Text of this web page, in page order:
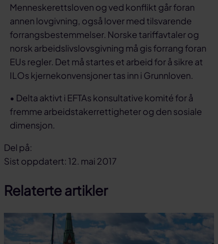
Menneskerettsloven og ved konflikt går foran
annen lovgivning, også lover med tilsvarende
forrangsbestemmelser. Norske tariffavtaler og
norsk arbeidslivslovsgivning må gis forrang foran
EUs regler. Det må startes et arbeid for å sikre at
ILOs kjernekonvensjoner tas inn i Grunnloven.
• Delta aktivt i EFTAs konsultative komité for å
fremme arbeidstakerrettigheter og den sosiale
dimensjon.
Del på:
Del
facebook
Del
linkedin
Del
Sist oppdatert: 12. mai 2017
Relaterte artikler